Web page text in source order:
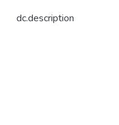
dc.description